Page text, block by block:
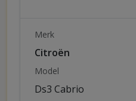
Merk
Citroën
Model
Ds3 Cabrio